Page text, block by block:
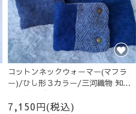
コットンネックウォーマー(マフラ
ー)/ひし形３カラー/三河織物 知多
7,150円(税込)